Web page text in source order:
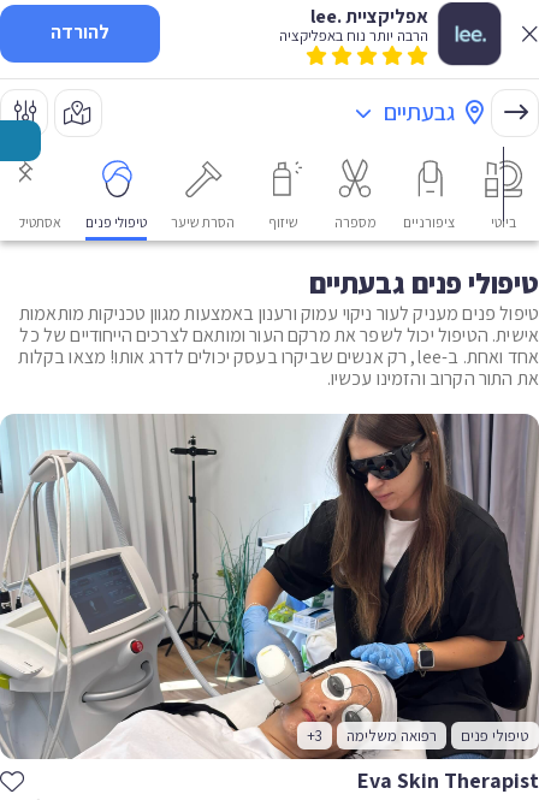
אפליקציית .lee
הרבה יותר נוח באפליקציה להורדה
גבעתיים
ביוטי ציפורניים מספרה שיזוף הסרת שיער טיפולי פנים אסתטיקה
טיפולי פנים גבעתיים
טיפול פנים מעניק לעור ניקוי עמוק ורענון באמצעות מגוון טכניקות מותאמות
אישית. הטיפול יכול לשפר את מרקם העור ומותאם לצרכים הייחודיים של כל
אחד ואחת. ב-lee, רק אנשים שביקרו בעסק יכולים לדרג אותו! מצאו בקלות
את התור הקרוב והזמינו עכשיו.
טיפולי פנים רפואה משלימה +3
Eva Skin Therapist